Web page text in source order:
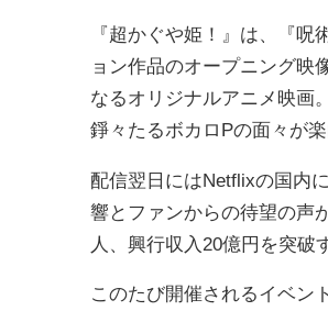
『超かぐや姫！』は、『
ョン作品のオープニング映
なるオリジナルアニメ映画
錚々たるボカロPの面々が
配信翌日にはNetflixの国内
響とファンからの待望の声
人、興行収入20億円を突破
このたび開催されるイベン